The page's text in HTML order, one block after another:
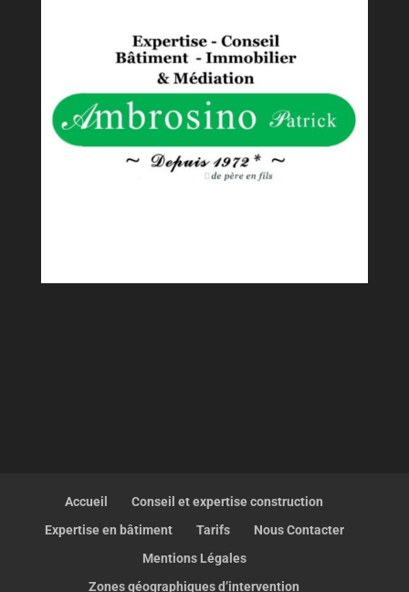
Accueil
Conseil et expertise construction
Expertise en bâtiment
Tarifs
Nous Contacter
Mentions Légales
Zones géographiques d’intervention